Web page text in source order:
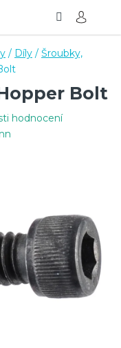
/ Díly / Šroubky,
Bolt
hodnocení